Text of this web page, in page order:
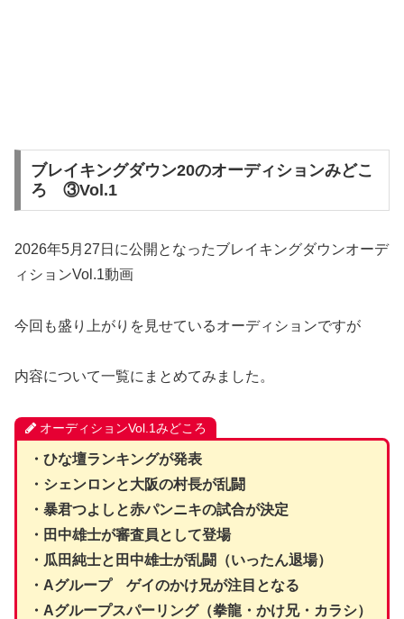
ブレイキングダウン20のオーディションみどこ
ろ ③Vol.1
2026年5月27日に公開となったブレイキングダウンオーデ
ィションVol.1動画
今回も盛り上がりを見せているオーディションですが
内容について一覧にまとめてみました。
オーディションVol.1みどころ
・ひな壇ランキングが発表
・シェンロンと大阪の村長が乱闘
・暴君つよしと赤パンニキの試合が決定
・田中雄士が審査員として登場
・瓜田純士と田中雄士が乱闘（いったん退場）
・Aグループ ゲイのかけ兄が注目となる
・Aグループスパーリング（拳龍・かけ兄・カラシ）